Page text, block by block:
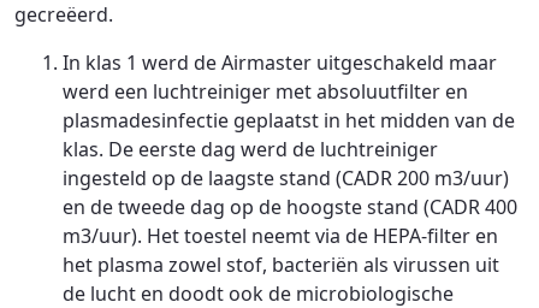
gecreëerd.
In klas 1 werd de Airmaster uitgeschakeld maar
werd een luchtreiniger met absoluutfilter en
plasmadesinfectie geplaatst in het midden van de
klas. De eerste dag werd de luchtreiniger
ingesteld op de laagste stand (CADR 200 m3/uur)
en de tweede dag op de hoogste stand (CADR 400
m3/uur). Het toestel neemt via de HEPA-filter en
het plasma zowel stof, bacteriën als virussen uit
de lucht en doodt ook de microbiologische